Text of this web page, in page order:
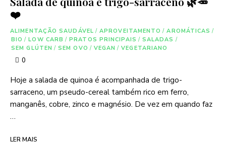
❤️
ALIMENTAÇÃO SAUDÁVEL / APROVEITAMENTO / AROMÁTICAS /
BIO / LOW CARB / PRATOS PRINCIPAIS / SALADAS /
SEM GLÚTEN / SEM OVO / VEGAN / VEGETARIANO
0
Hoje a salada de quinoa é acompanhada de trigo-
sarraceno, um pseudo-cereal também rico em ferro,
manganês, cobre, zinco e magnésio. De vez em quando faz
…
LER MAIS